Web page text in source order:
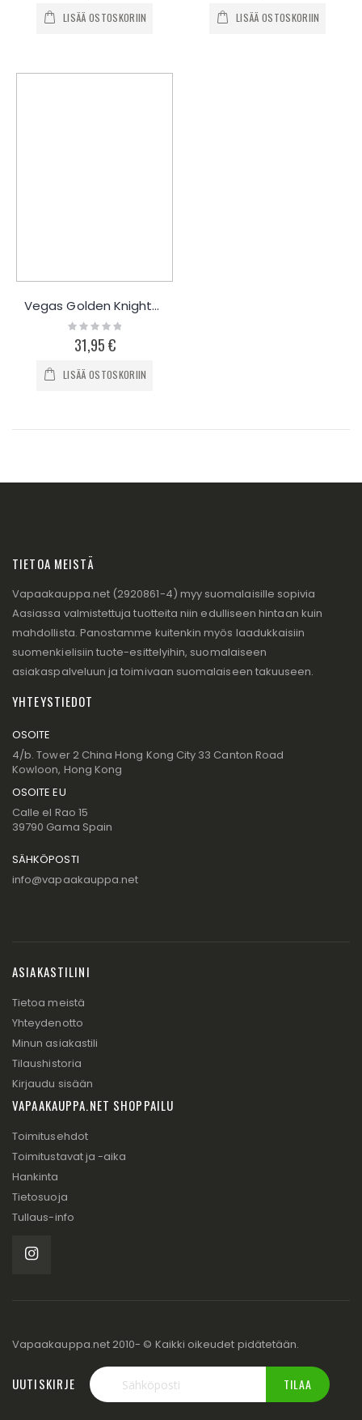
LISÄÄ OSTOSKORIIN LISÄÄ OSTOSKORIIN
Vegas Golden Knights collegepaita
Rating:
0%
31,95 €
LISÄÄ OSTOSKORIIN
TIETOA MEISTÄ
Vapaakauppa.net (2920861-4) myy suomalaisille sopivia
Aasiassa valmistettuja tuotteita niin edulliseen hintaan kuin
mahdollista. Panostamme kuitenkin myös laadukkaisiin
suomenkielisiin tuote-esittelyihin, suomalaiseen
asiakaspalveluun ja toimivaan suomalaiseen takuuseen.
YHTEYSTIEDOT
OSOITE
4/b. Tower 2 China Hong Kong City 33 Canton Road
Kowloon, Hong Kong
OSOITE EU
Calle el Rao 15
39790 Gama Spain
SÄHKÖPOSTI
info@vapaakauppa.net
ASIAKASTILINI
Tietoa meistä
Yhteydenotto
Minun asiakastili
Tilaushistoria
Kirjaudu sisään
VAPAAKAUPPA.NET SHOPPAILU
Toimitusehdot
Toimitustavat ja -aika
Hankinta
Tietosuoja
Tullaus-info
Vapaakauppa.net 2010- © Kaikki oikeudet pidätetään.
UUTISKIRJE TILAA